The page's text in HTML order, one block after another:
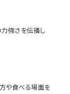
力強さを伝播し
や食べる場面を